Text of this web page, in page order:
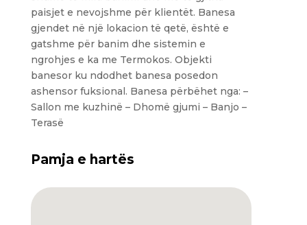
paisjet e nevojshme për klientët. Banesa
gjendet në një lokacion të qetë, është e
gatshme për banim dhe sistemin e
ngrohjes e ka me Termokos. Objekti
banesor ku ndodhet banesa posedon
ashensor fuksional. Banesa përbëhet nga: –
Sallon me kuzhinë – Dhomë gjumi – Banjo –
Terasë
Pamja e hartës